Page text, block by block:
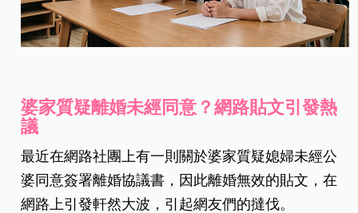
婆家質疑離婚未經同意？網路貼文引發熱
議
最近在網路社團上有一則關於婆家質疑媳婦未經公
婆同意簽署離婚協議書，因此離婚無效的貼文，在
網路上引發軒然大波，引起網友們的撻伐。